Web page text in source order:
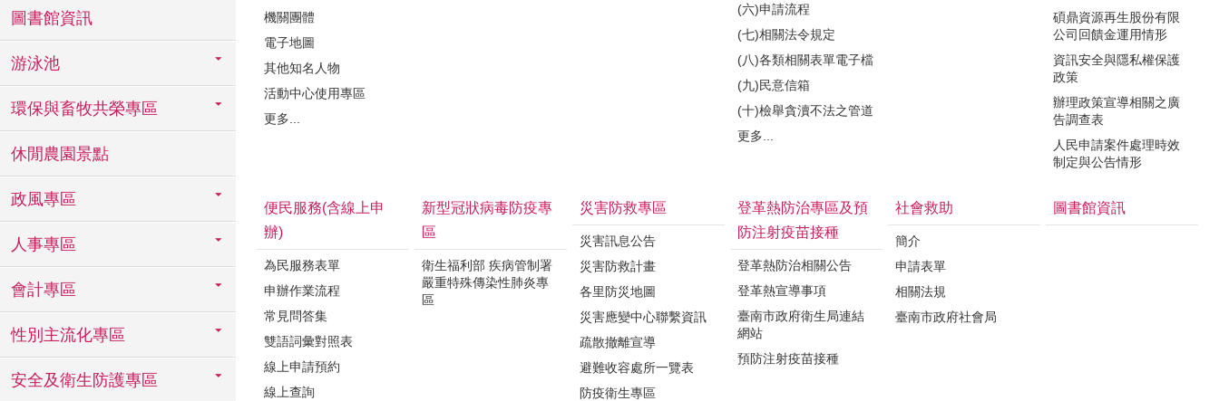
圖書館資訊
游泳池
環保與畜牧共榮專區
休閒農園景點
政風專區
人事專區
會計專區
性別主流化專區
安全及衛生防護專區
機關團體
電子地圖
其他知名人物
活動中心使用專區
更多...
(六)申請流程
(七)相關法令規定
(八)各類相關表單電子檔
(九)民意信箱
(十)檢舉貪瀆不法之管道
更多...
碩鼎資源再生股份有限
公司回饋金運用情形
資訊安全與隱私權保護
政策
辦理政策宣導相關之廣
告調查表
人民申請案件處理時效
制定與公告情形
便民服務(含線上申
辦)
為民服務表單
申辦作業流程
常見問答集
雙語詞彙對照表
線上申請預約
線上查詢
新型冠狀病毒防疫專
區
衛生福利部 疾病管制署
嚴重特殊傳染性肺炎專
區
災害防救專區
災害訊息公告
災害防救計畫
各里防災地圖
災害應變中心聯繫資訊
疏散撤離宣導
避難收容處所一覽表
防疫衛生專區
登革熱防治專區及預
防注射疫苗接種
登革熱防治相關公告
登革熱宣導事項
臺南市政府衛生局連結
網站
預防注射疫苗接種
社會救助
簡介
申請表單
相關法規
臺南市政府社會局
圖書館資訊